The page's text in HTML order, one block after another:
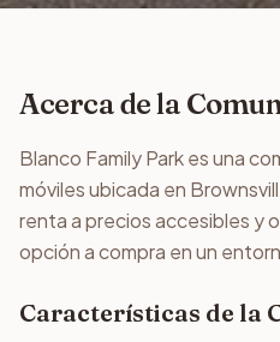
Acerca de la
Blanco Family Park es una
móviles ubicada en
renta a precios accesibles y
opción a compra en un
Características de la